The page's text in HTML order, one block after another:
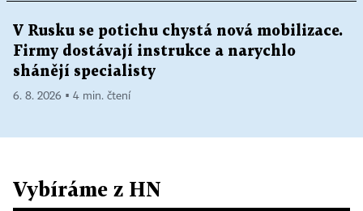
V Rusku se potichu chystá nová mobilizace.
Firmy dostávají instrukce a narychlo
shánějí specialisty
6. 8. 2026 ▪ 4 min. čtení
Vybíráme z HN